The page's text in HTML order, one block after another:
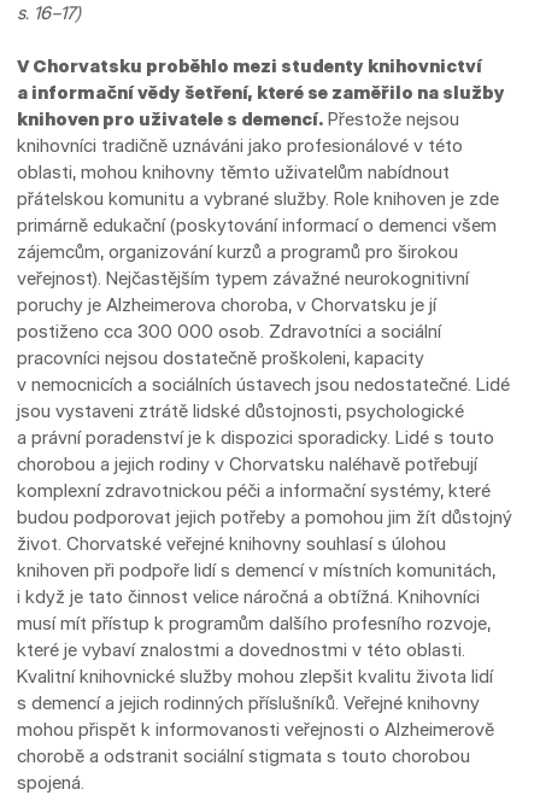
s. 16–17)
V Chorvatsku proběhlo mezi studenty knihovnictví
a informační vědy šetření, které se zaměřilo na služby
knihoven pro uživatele s demencí. Přestože nejsou
knihovníci tradičně uznáváni jako profesionálové v této
oblasti, mohou knihovny těmto uživatelům nabídnout
přátelskou komunitu a vybrané služby. Role knihoven je zde
primárně edukační (poskytování informací o demenci všem
zájemcům, organizování kurzů a programů pro širokou
veřejnost). Nejčastějším typem závažné neurokognitivní
poruchy je Alzheimerova choroba, v Chorvatsku je jí
postiženo cca 300 000 osob. Zdravotníci a sociální
pracovníci nejsou dostatečně proškoleni, kapacity
v nemocnicích a sociálních ústavech jsou nedostatečné. Lidé
jsou vystaveni ztrátě lidské důstojnosti, psychologické
a právní poradenství je k dispozici sporadicky. Lidé s touto
chorobou a jejich rodiny v Chorvatsku naléhavě potřebují
komplexní zdravotnickou péči a informační systémy, které
budou podporovat jejich potřeby a pomohou jim žít důstojný
život. Chorvatské veřejné knihovny souhlasí s úlohou
knihoven při podpoře lidí s demencí v místních komunitách,
i když je tato činnost velice náročná a obtížná. Knihovníci
musí mít přístup k programům dalšího profesního rozvoje,
které je vybaví znalostmi a dovednostmi v této oblasti.
Kvalitní knihovnické služby mohou zlepšit kvalitu života lidí
s demencí a jejich rodinných příslušníků. Veřejné knihovny
mohou přispět k informovanosti veřejnosti o Alzheimerově
chorobě a odstranit sociální stigmata s touto chorobou
spojená.